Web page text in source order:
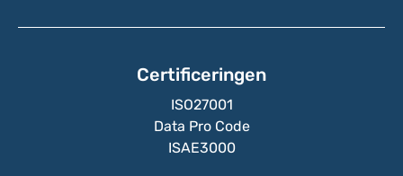
Certificeringen
ISO27001
Data Pro Code
ISAE3000